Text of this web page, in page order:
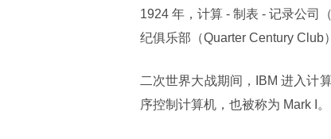
1924 年，计算 - 制表 - 记录公司
纪俱乐部（Quarter Century Club
二次世界大战期间，IBM 进入计
序控制计算机，也被称为 Mark I。